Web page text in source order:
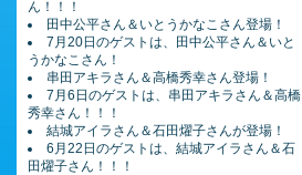
ん！！！
田中公平さん＆いとうかなこさん登場！
7月20日のゲストは、田中公平さん＆いと
うかなこさん！
串田アキラさん＆高橋秀幸さん登場！
7月6日のゲストは、串田アキラさん＆高橋
秀幸さん！！！
結城アイラさん＆石田燿子さんが登場！
6月22日のゲストは、結城アイラさん＆石
田燿子さん！！！